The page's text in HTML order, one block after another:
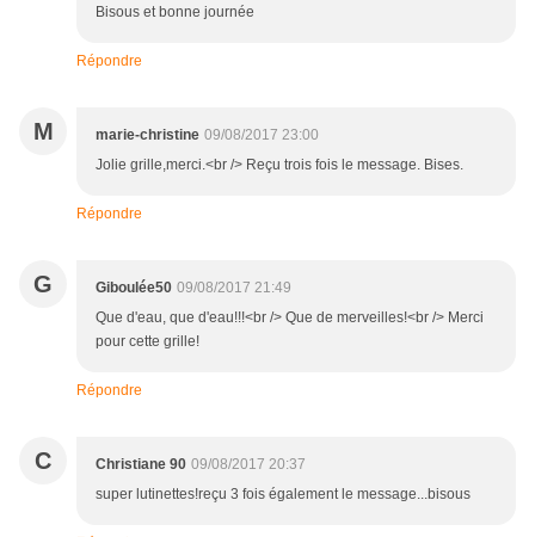
Bisous et bonne journée
Répondre
M marie-christine 09/08/2017 23:00
Jolie grille,merci.<br /> Reçu trois fois le message. Bises.
Répondre
G Giboulée50 09/08/2017 21:49
Que d'eau, que d'eau!!!<br /> Que de merveilles!<br /> Merci
pour cette grille!
Répondre
C Christiane 90 09/08/2017 20:37
super lutinettes!reçu 3 fois également le message...bisous